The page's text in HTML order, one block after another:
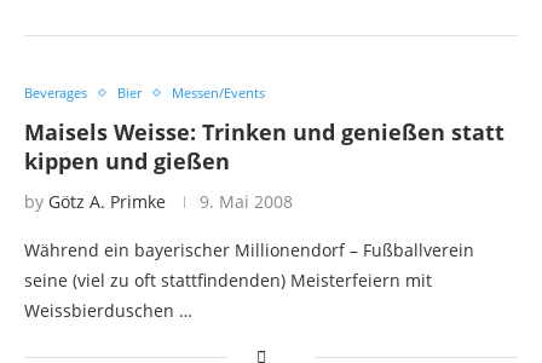
Beverages Bier Messen/Events
Maisels Weisse: Trinken und genießen statt
kippen und gießen
by Götz A. Primke 9. Mai 2008
Während ein bayerischer Millionendorf – Fußballverein
seine (viel zu oft stattfindenden) Meisterfeiern mit
Weissbierduschen …